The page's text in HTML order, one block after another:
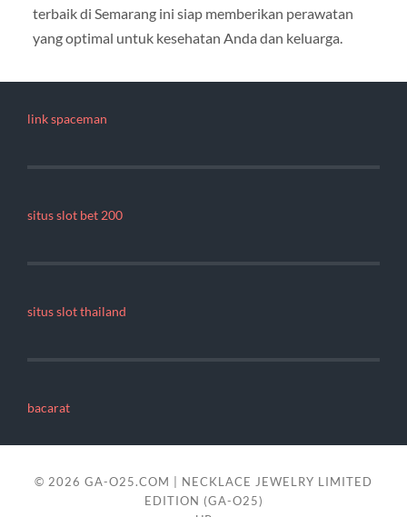
terbaik di Semarang ini siap memberikan perawatan
yang optimal untuk kesehatan Anda dan keluarga.
link spaceman
situs slot bet 200
situs slot thailand
bacarat
© 2026 GA-O25.COM | NECKLACE JEWELRY LIMITED
EDITION (GA-O25)